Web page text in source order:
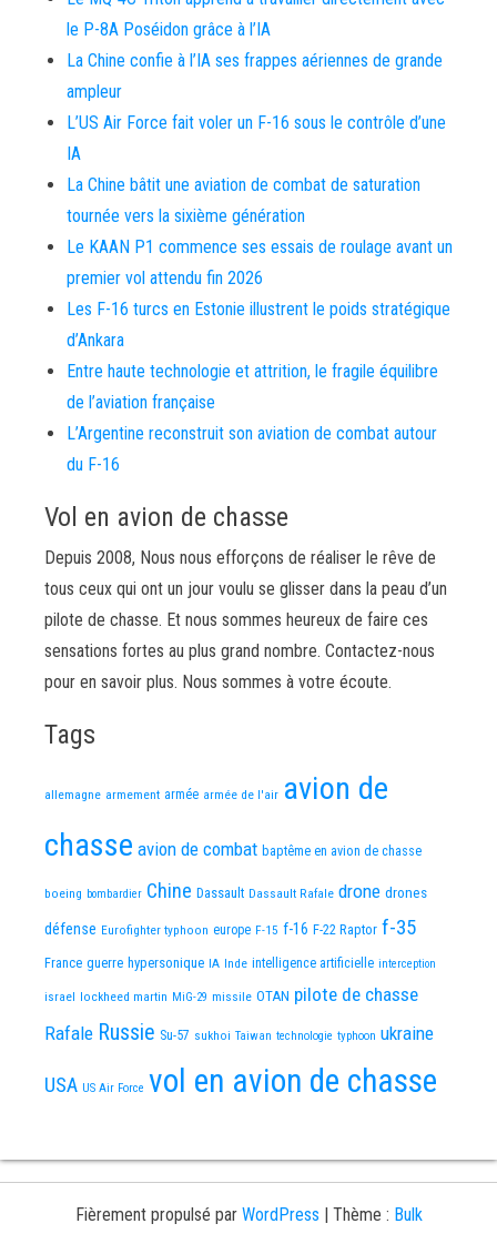
le P-8A Poséidon grâce à l’IA
La Chine confie à l’IA ses frappes aériennes de grande
ampleur
L’US Air Force fait voler un F-16 sous le contrôle d’une
IA
La Chine bâtit une aviation de combat de saturation
tournée vers la sixième génération
Le KAAN P1 commence ses essais de roulage avant un
premier vol attendu fin 2026
Les F-16 turcs en Estonie illustrent le poids stratégique
d’Ankara
Entre haute technologie et attrition, le fragile équilibre
de l’aviation française
L’Argentine reconstruit son aviation de combat autour
du F-16
Vol en avion de chasse
Depuis 2008, Nous nous efforçons de réaliser le rêve de
tous ceux qui ont un jour voulu se glisser dans la peau d’un
pilote de chasse. Et nous sommes heureux de faire ces
sensations fortes au plus grand nombre. Contactez-nous
pour en savoir plus. Nous sommes à votre écoute.
Tags
allemagne armement armée armée de l'air avion de
chasse avion de combat baptême en avion de chasse
boeing bombardier Chine Dassault Dassault Rafale drone drones
défense Eurofighter typhoon europe F-15 f-16 F-22 Raptor f-35
France guerre hypersonique IA Inde intelligence artificielle interception
israel lockheed martin MiG-29 missile OTAN pilote de chasse
Rafale Russie Su-57 sukhoi Taiwan technologie typhoon ukraine
USA US Air Force vol en avion de chasse
Fièrement propulsé par WordPress Thème : Bulk